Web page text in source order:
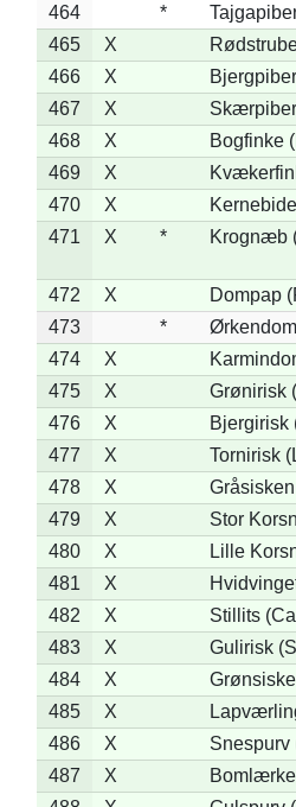
464
*
465
X
466
X
467
X
468
X
Bogfinke
469
X
470
X
471
X * Krognæb
472 X
Dompap
473
*
474
X
475
X
Grønirisk
476
X
Bjergirisk
477
X
Tornirisk
478
X
479
X
Stor
480
X
Lille
481
X
482
X
Stillits
483
X
Gulirisk
484
X
485
X
486
X
Snespurv
487
X